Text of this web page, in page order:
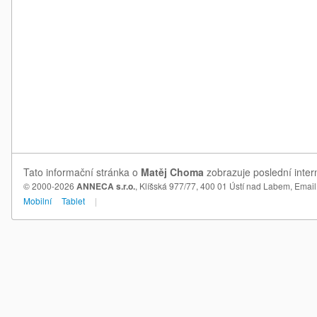
Tato informační stránka o Matěj Choma zobrazuje poslední
© 2000-2026 ANNECA s.r.o., Klíšská 977/77, 400 01 Ústí nad Labem,
Mobilní
Tablet |